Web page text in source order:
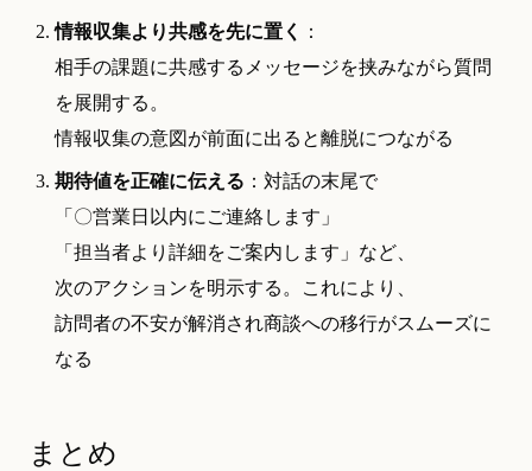
情報収集より共感を先に置く
：
相手の課題に共感するメッセージを挟みながら質問
を展開する。
情報収集の意図が前面に出ると離脱につながる
期待値を正確に伝える ：対話の末尾で
「〇営業日以内にご連絡します」
「担当者より詳細をご案内します」など、
次のアクションを明示する。これにより、
訪問者の不安が解消され商談への移行がスムーズに
なる
まとめ